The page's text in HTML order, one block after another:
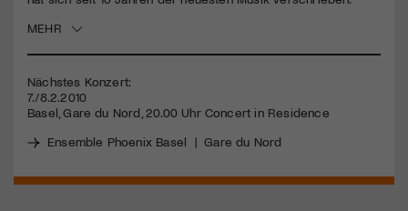
MEHR
Nächstes Konzert:
7./8.2.2010
Basel, Gare du Nord, 20.00 Uhr Concert in Residence
Ensemble Phoenix Basel |Gare du Nord